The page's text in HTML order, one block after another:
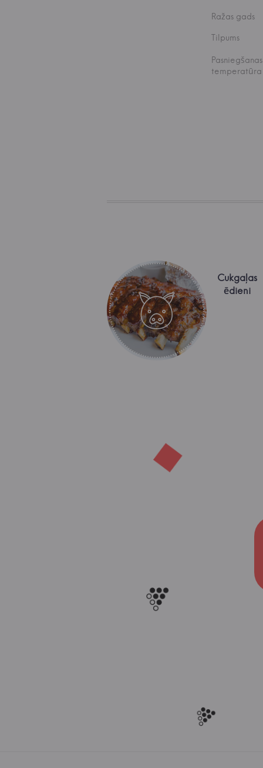
Ražas gads
Tilpums
Pasniegšanas
temperatūra
Cukgaļas
ēdieni